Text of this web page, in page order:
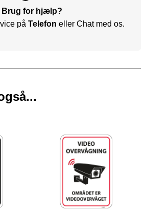
Brug for hjælp?
på Telefon eller Chat med os.